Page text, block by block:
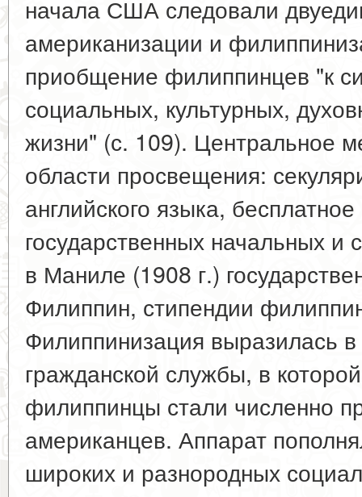
начала США следовали
американизации и
приобщение филиппинцев "к
социальных, культурных,
жизни" (с. 109). Центральное
области просвещения:
английского языка,
государственных начальных и
в Маниле (1908 г.)
Филиппин, стипендии
Филиппинизация выразилась
гражданской службы, в
филиппинцы стали численно
американцев. Аппарат
широких и разнородных